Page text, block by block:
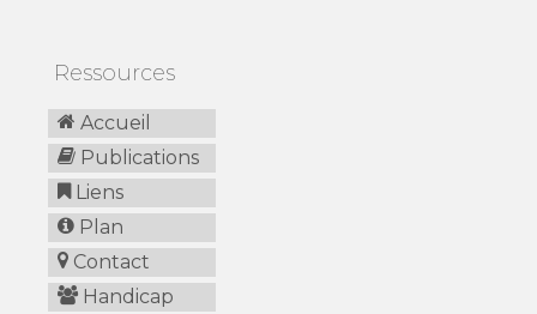
Ressources
Accueil
Publications
Liens
Plan
Contact
Handicap